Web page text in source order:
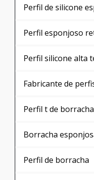
Produtos
Comprar Perfil de
Onde comprar
Valor de Perfil de
Fornecedor de
Empresa de Perfil